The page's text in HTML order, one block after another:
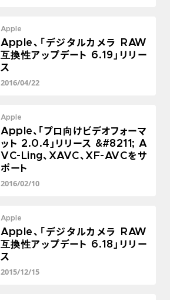
Apple
Apple、「デジタルカメラ RAW
互換性アップデート 6.19」リリー
ス
2016/04/22
Apple
Apple、「プロ向けビデオフォーマ
ット 2.0.4」リリース &#8211; A
VC-Ling、XAVC、XF-AVCをサ
ポート
2016/02/10
Apple
Apple、「デジタルカメラ RAW
互換性アップデート 6.18」リリー
ス
2015/12/15